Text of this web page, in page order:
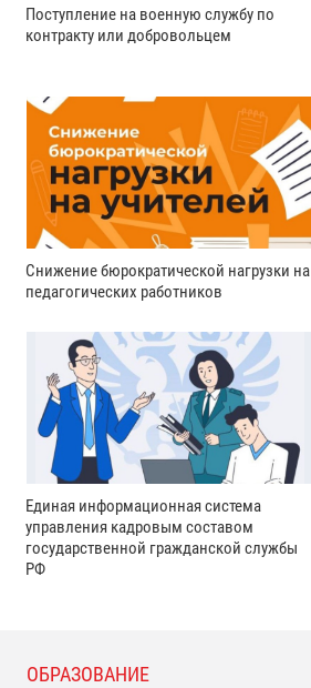
Поступление на военную службу по
контракту или добровольцем
Снижение бюрократической нагрузки на
педагогических работников
Единая информационная система
управления кадровым составом
государственной гражданской службы
РФ
ОБРАЗОВАНИЕ